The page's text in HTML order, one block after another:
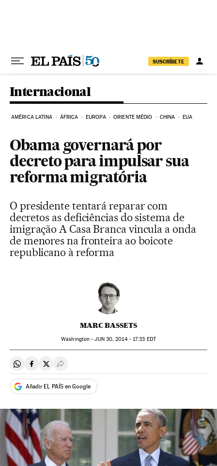
SUSCRÍBETE
Internacional
AMÉRICA LATINA ÁFRICA EUROPA ORIENTE MÉDIO CHINA EUA
Obama governará por
decreto para impulsar sua
reforma migratória
O presidente tentará reparar com
decretos as deficiências do sistema de
imigração A Casa Branca vincula a onda
de menores na fronteira ao boicote
republicano à reforma
MARC BASSETS
Washington -JUN30, 2014 - 17:33 EDT
Compartir en Whatsapp
Compartir en Facebook
Compartir en Twitter
Desplegar Redes Sociales
Añadir EL PAÍS en Google